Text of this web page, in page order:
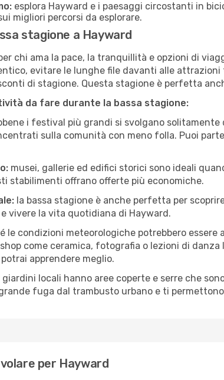
esplora Hayward e i paesaggi circostanti in
migliori percorsi da esplorare.
stagione a Hayward
chi ama la pace, la tranquillità e opzioni di
evitare le lunghe file davanti alle
di stagione. Questa stagione è perfetta
da fare durante la bassa stagione:
i festival più grandi si svolgano
sulla comunità con meno folla. Puoi
musei, gallerie ed edifici storici sono ideali
stabilimenti offrano offerte più economiche.
la bassa stagione è anche perfetta per
vivere la vita quotidiana di Hayward.
le condizioni meteorologiche potrebbero
come ceramica, fotografia o lezioni di
apprendere meglio.
locali hanno aree coperte e serre che
fuga dal trambusto urbano e ti
per Hayward